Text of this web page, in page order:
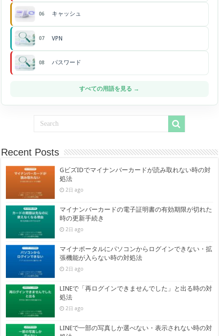
06 キャッシュ
07 VPN
08 パスワード
すべての用語を見る →
Recent Posts
GビズIDでマイナンバーカードが読み取れない時の対
処法
2日 ago
マイナンバーカードの電子証明書の有効期限が切れた
時の更新手続き
2日 ago
マイナポータルにパソコンからログインできない・拡
張機能が入らない時の対処法
2日 ago
LINEで「再ログインできませんでした」と出る時の対
処法
2日 ago
LINEで一部の写真しか選べない・表示されない時の対